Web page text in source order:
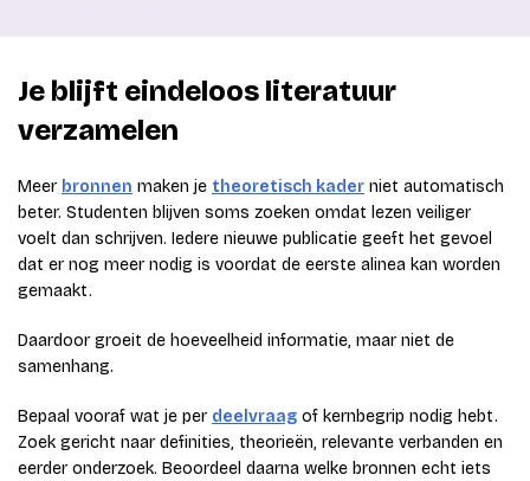
Je blijft eindeloos literatuur
verzamelen
Meer bronnen maken je theoretisch kader niet automatisch
beter. Studenten blijven soms zoeken omdat lezen veiliger
voelt dan schrijven. Iedere nieuwe publicatie geeft het gevoel
dat er nog meer nodig is voordat de eerste alinea kan worden
gemaakt.
Daardoor groeit de hoeveelheid informatie, maar niet de
samenhang.
Bepaal vooraf wat je per deelvraag of kernbegrip nodig hebt.
Zoek gericht naar definities, theorieën, relevante verbanden en
eerder onderzoek. Beoordeel daarna welke bronnen echt iets